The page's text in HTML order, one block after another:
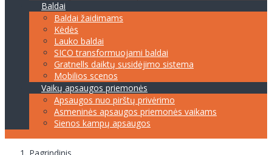
Baldai
Baldai žaidimams
Kėdės
Lauko baldai
SICO transformuojami baldai
Gratnells daiktų susidėjimo sistema
Mobilios scenos
Vaikų apsaugos priemonės
Apsaugos nuo pirštų privėrimo
Asmeninės apsaugos priemonės vaikams
Sienos kampų apsaugos
Pagrindinis